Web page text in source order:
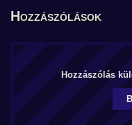
Hozzászólások
Hozzászólás